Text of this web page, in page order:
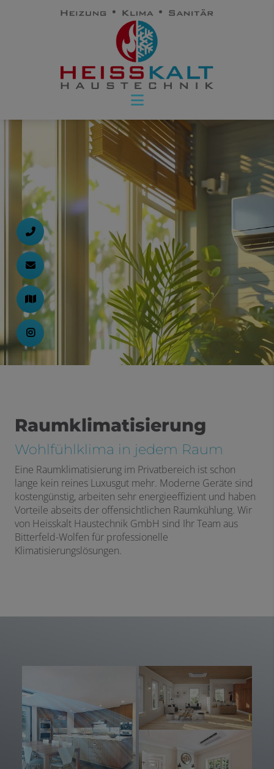
Raumklimatisierung
Wohlfühlklima in jedem Raum
Eine Raumklimatisierung im Privatbereich ist schon
lange kein reines Luxusgut mehr. Moderne Geräte sind
kostengünstig, arbeiten sehr energieeffizient und haben
Vorteile abseits der offensichtlichen Raumkühlung. Wir
von Heisskalt Haustechnik GmbH sind Ihr Team aus
Bitterfeld-Wolfen für professionelle
Klimatisierungslösungen.